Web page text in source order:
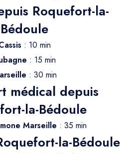
Roquefort-la-
Bédoule
: 10 min
: 15 min
: 30 min
médical depuis
la-Bédoule
Marseille : 35 min
la-Bédoule